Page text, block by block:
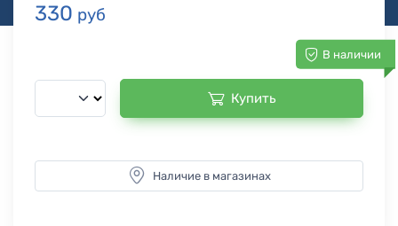
330 руб
В наличии
Купить
Наличие в магазинах